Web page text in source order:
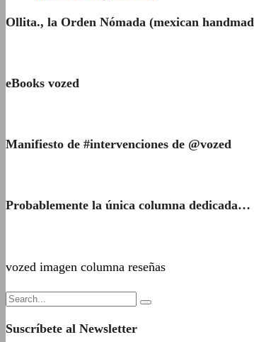
Ollita., la Orden Nómada (mexican
eBooks vozed
Manifiesto de #intervenciones de @vozed
Probablemente la única columna dedicada…
vozed imagen columna reseñas
Suscríbete al Newsletter